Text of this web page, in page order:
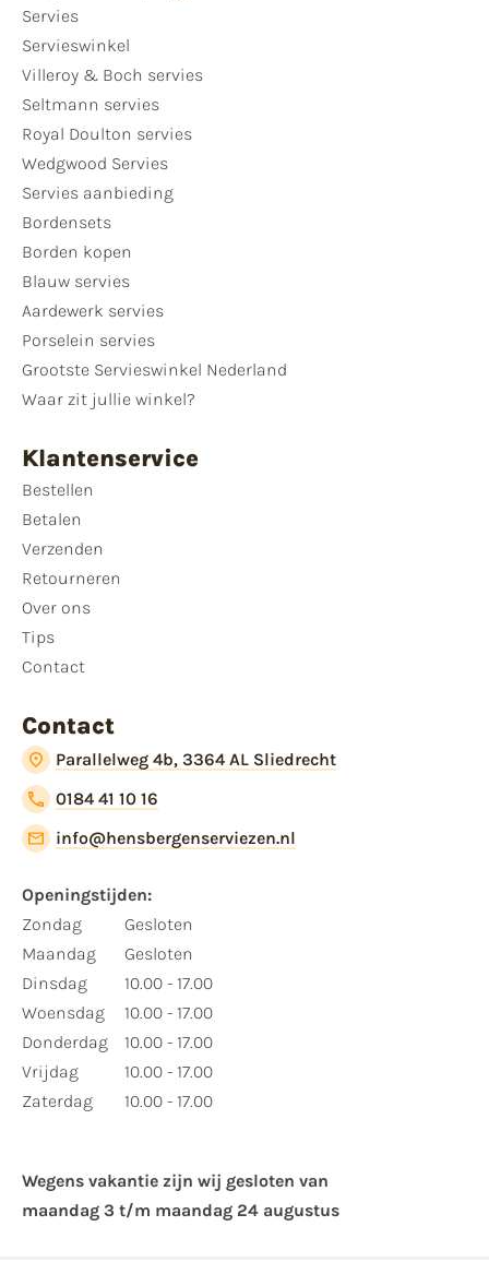
Servies
Servieswinkel
Villeroy & Boch servies
Seltmann servies
Royal Doulton servies
Wedgwood Servies
Servies aanbieding
Bordensets
Borden kopen
Blauw servies
Aardewerk servies
Porselein servies
Grootste Servieswinkel Nederland
Waar zit jullie winkel?
Klantenservice
Bestellen
Betalen
Verzenden
Retourneren
Over ons
Tips
Contact
Contact
Parallelweg 4b, 3364 AL Sliedrecht
0184 41 10 16
info@hensbergenserviezen.nl
Openingstijden:
Zondag
Maandag
Dinsdag
Woensdag
Donderdag
Vrijdag
Zaterdag
Gesloten
Gesloten
10.00 - 17.00
10.00 - 17.00
10.00 - 17.00
10.00 - 17.00
10.00 - 17.00
Wegens vakantie zijn wij gesloten van ​
maandag 3 t/m maandag 24 augustus